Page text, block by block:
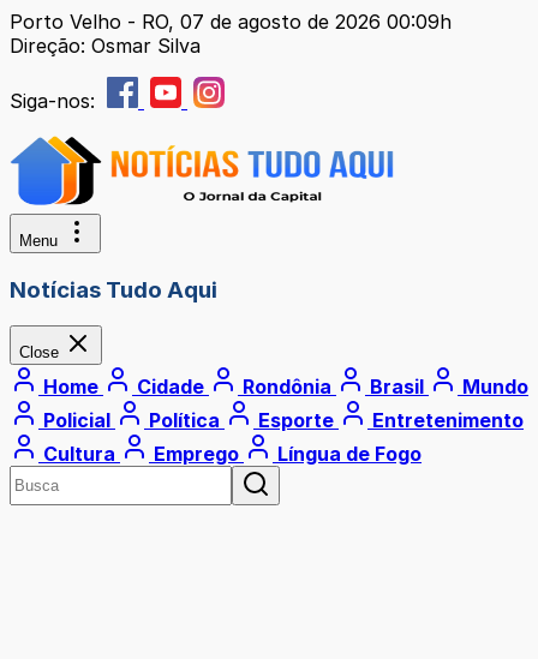
Porto Velho - RO, 07 de agosto de 2026 00:09h
Direção: Osmar Silva
Siga-nos:
Menu
Notícias Tudo Aqui
Close
Home Cidade Rondônia Brasil
Mundo
Policial
Política Esporte
Entretenimento
Cultura
Emprego Língua de Fogo